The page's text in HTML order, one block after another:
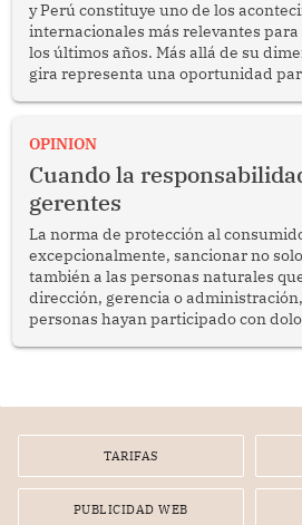
y Perú constituye uno de los
internacionales más relevantes
los últimos años. Más allá de su
gira representa una oportunidad
enfrenta desafíos en materia de
OPINION
Cuando la
gerentes
La norma de protección al
excepcionalmente, sancionar no
también a las personas naturales
dirección, gerencia o
personas hayan participado con
por la frustrada realización de un
TARIFAS
PUBLICIDAD WEB